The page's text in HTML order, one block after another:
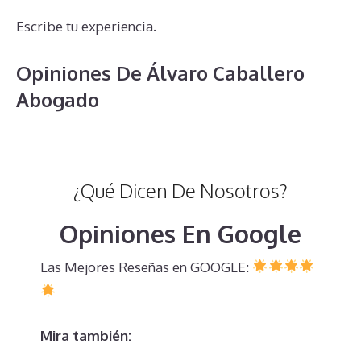
Escribe tu experiencia.
Opiniones De Álvaro Caballero
Abogado
¿Qué Dicen De Nosotros?
Opiniones En Google
Las Mejores Reseñas en GOOGLE:
Mira también: